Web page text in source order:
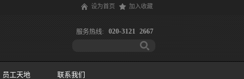
设为首页 加入收藏
服务热线: 020-3121 2667
员工天地 联系我们